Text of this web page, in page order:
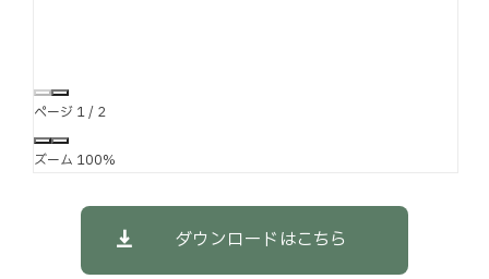
ページ 1/ 2
ズーム 100%
ダウンロードはこちら